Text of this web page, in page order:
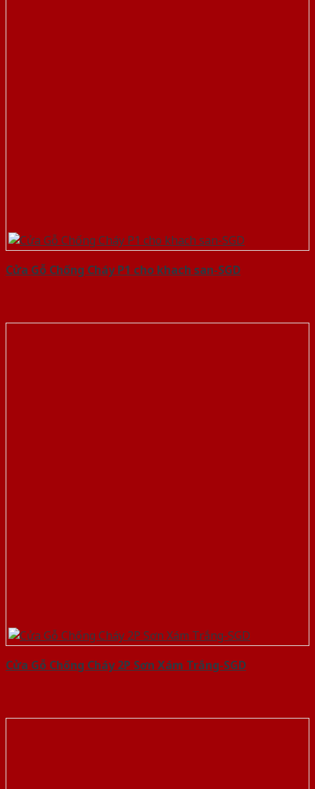
Cửa Gỗ Chống Cháy P1 cho khach san-SGD
Cửa Gỗ Chống Cháy 2P Sơn Xám Trắng-SGD